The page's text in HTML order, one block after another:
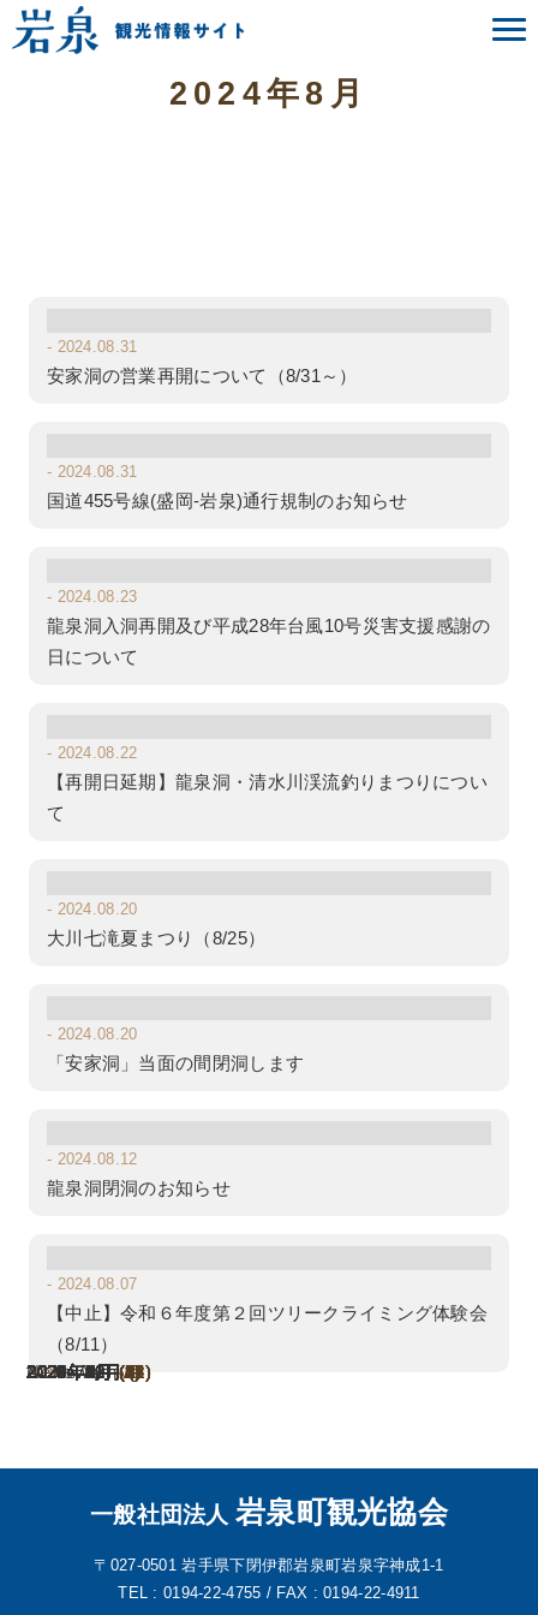
Newsお知らせ
2024年8月
- 2024.08.31
安家洞の営業再開について（8/31～）
- 2024.08.31
国道455号線(盛岡-岩泉)通行規制のお知らせ
- 2024.08.23
龍泉洞入洞再開及び平成28年台風10号災害支援感謝の
日について
- 2024.08.22
【再開日延期】龍泉洞・清水川渓流釣りまつりについ
て
- 2024.08.20
大川七滝夏まつり（8/25）
- 2024.08.20
「安家洞」当面の間閉洞します
- 2024.08.12
龍泉洞閉洞のお知らせ
- 2024.08.07
【中止】令和６年度第２回ツリークライミング体験会
（8/11）
News Archive
All News
2026年8月(1)
2026年7月(4)
2026年6月(1)
2026年5月(2)
2026年4月(6)
2026年3月(2)
2026年1月(2)
2025年12月(2)
2025年11月(2)
2025年10月(5)
2025年9月(5)
2025年8月(2)
2025年7月(3)
2025年6月(2)
2025年5月(1)
2025年4月(7)
2025年3月(2)
2025年2月(3)
2025年1月(3)
2024年11月(2)
2024年10月(4)
2024年9月(9)
2024年8月(8)
2024年7月(4)
2024年6月(1)
2024年4月(6)
2024年3月(1)
2024年2月(1)
2023年12月(1)
2023年11月(1)
2023年10月(2)
2023年9月(1)
2023年8月(2)
2023年7月(3)
2023年5月(5)
2023年4月(2)
2023年3月(1)
一般社団法人 岩泉町観光協会
〒027-0501岩手県下閉伊郡岩泉町岩泉字神成1-1
TEL : 0194-22-4755 / FAX : 0194-22-4911